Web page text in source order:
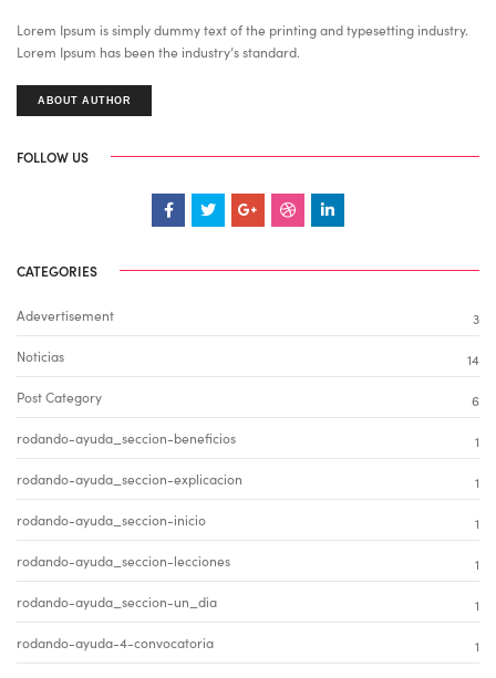
Lorem Ipsum is simply dummy text of the printing and typesetting industry.
Lorem Ipsum has been the industry’s standard.
ABOUT AUTHOR
FOLLOW US
CATEGORIES
Adevertisement
3
Noticias
14
Post Category
6
rodando-ayuda_seccion-beneficios
1
rodando-ayuda_seccion-explicacion
1
rodando-ayuda_seccion-inicio
1
rodando-ayuda_seccion-lecciones
1
rodando-ayuda_seccion-un_dia
1
rodando-ayuda-4-convocatoria
1